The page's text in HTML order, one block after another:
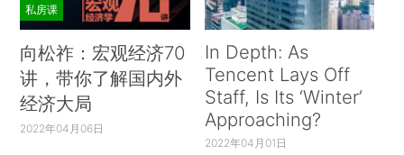
私房课
向松祚：宏观经济70
讲，带你了解国内外
经济大局
2022年04月06日
In Depth: As
Tencent Lays Off
Staff, Is Its ‘Winter’
Approaching?
2022年04月01日